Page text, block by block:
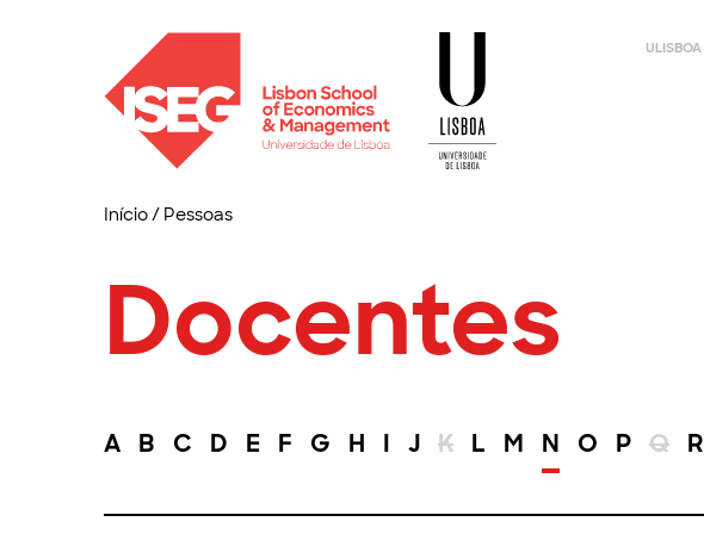
ULISBOA
Início/ Pessoas
Docentes
A B C D E F G H I J K L M N O P Q R